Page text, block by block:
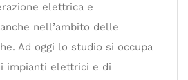
elettrica e
nell’ambito delle
Ad oggi lo studio si occupa
impianti elettrici e di